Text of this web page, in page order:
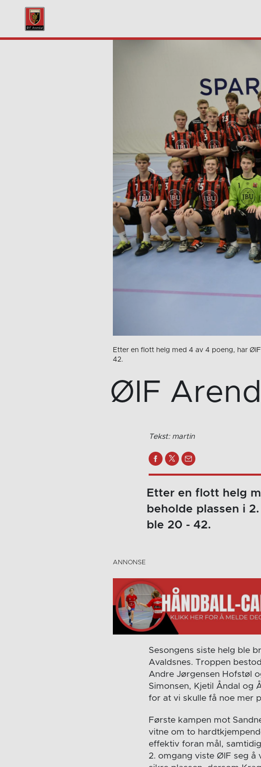
Etter en flott helg med 4 av 4 poeng, har
42.
ØIF
Tekst: martin
Etter en flott helg
beholde plassen i
ble 20 - 42.
Sesongens siste helg ble
Avaldsnes. Troppen
Andre Jørgensen Hofstøl
Simonsen, Kjetil Åndal og
for at vi skulle få noe mer
Første kampen mot
vitne om to
effektiv foran mål,
2. omgang viste ØIF seg